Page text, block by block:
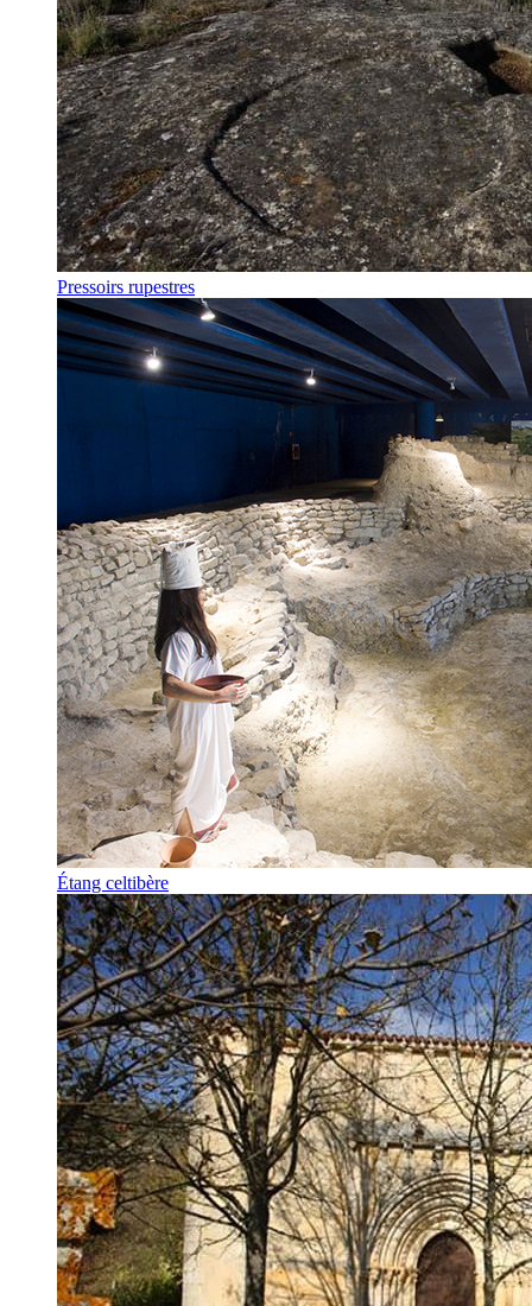
Pressoirs rupestres
Étang celtibère